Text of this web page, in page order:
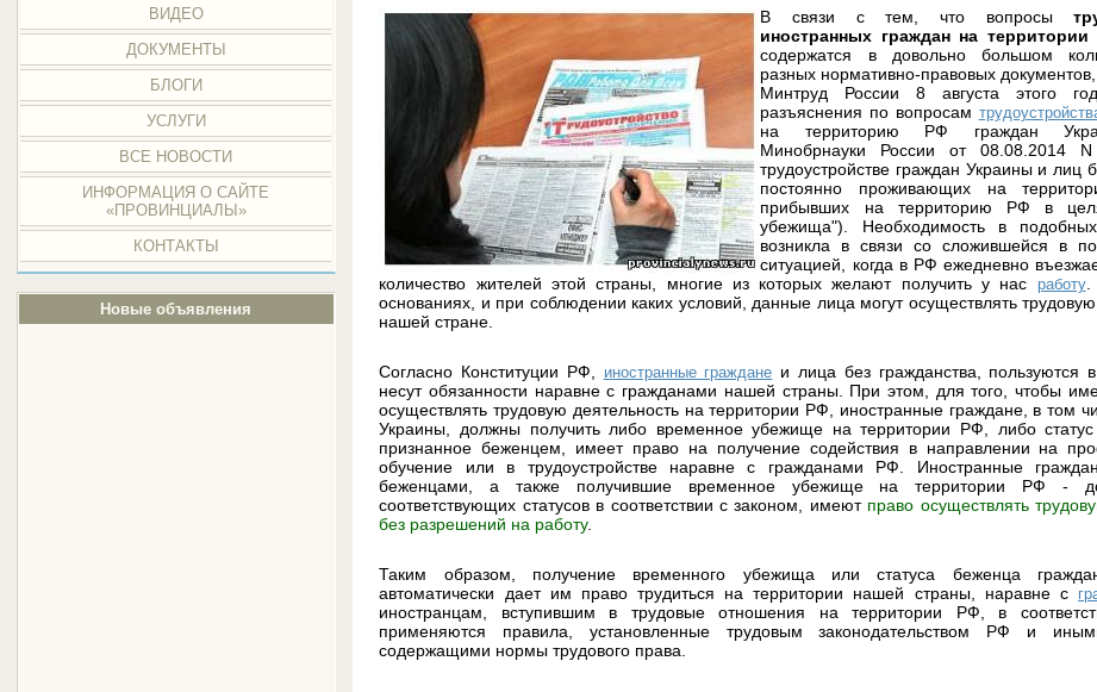
ВИДЕО
ДОКУМЕНТЫ
БЛОГИ
УСЛУГИ
ВСЕ НОВОСТИ
ИНФОРМАЦИЯ О САЙТЕ
«ПРОВИНЦИАЛЫ»
КОНТАКТЫ
Новые объявления
В связи с тем, что вопросы
иностранных граждан на
содержатся в довольно большом
разных нормативно-правовых
Минтруд России 8 августа этого
разъяснения по вопросам
на территорию РФ граждан
Минобрнауки России от 08.08.2014
трудоустройстве граждан Украины и лиц
постоянно проживающих на
прибывших на территорию РФ в
убежища"). Необходимость в
возникла в связи со сложившейся в
ситуацией, когда в РФ ежедневно
количество жителей этой страны, многие из которых желают получить у нас работу.
основаниях, и при соблюдении каких условий, данные лица могут осуществлять
нашей стране.
Согласно Конституции РФ, иностранные граждане и лица без гражданства,
несут обязанности наравне с гражданами нашей страны. При этом, для того, чтобы
осуществлять трудовую деятельность на территории РФ, иностранные граждане, в том
Украины, должны получить либо временное убежище на территории РФ, либо статус
признанное беженцем, имеет право на получение содействия в направлении на
обучение или в трудоустройстве наравне с гражданами РФ. Иностранные
беженцами, а также получившие временное убежище на территории РФ -
соответствующих статусов в соответствии с законом, имеют право осуществлять
без разрешений на работу.
Таким образом, получение временного убежища или статуса беженца
автоматически дает им право трудиться на территории нашей страны, наравне с
иностранцам, вступившим в трудовые отношения на территории РФ, в
применяются правила, установленные трудовым законодательством РФ и
содержащими нормы трудового права.